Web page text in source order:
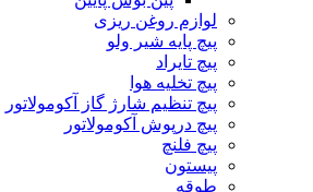
لوازم روغن ریزی
پیچ پایه شیر ولو
پیچ تایراد
پیچ تخلیه هوا
پیچ تنظیم شارژ گاز آکومولاتور
پیچ درپوش آکومولاتور
پیچ فلنچ
پیستون
طوقه